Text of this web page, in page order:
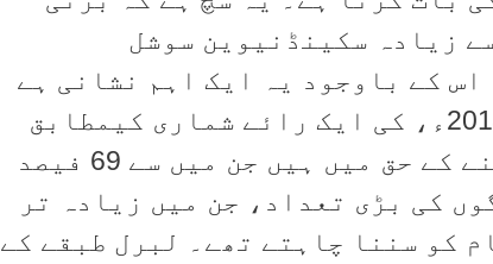
زیادہ سکینڈنیوین سوشل
کے باوجود یہ ایک اہم نشانی ہے
کہ امریکہ تبدیل ہورہا ہے۔ جون 2014ء، کی ایک رائے شماری کیمطابق
47 فیصد امریکی سوشلزم کو ووٹ دینے کے حق میں ہیں جن میں سے 69 فیصد
کی بڑی تعداد، جن میں زیادہ تر
کو سننا چاہتے تھے۔ لبرل طبقے کے